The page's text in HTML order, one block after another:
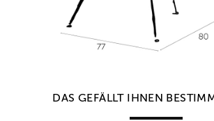
DAS GEFÄLLT IHNEN